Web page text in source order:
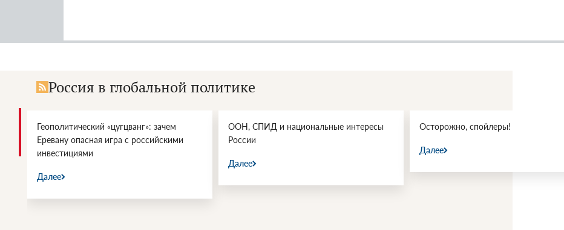
Россия в глобальной политике
Геополитический «цугцванг»: зачем
Еревану опасная игра с российскими
инвестициями
Далее
ООН, СПИД и национальные интересы
России
Далее
Осторожно, спойлеры!
Далее